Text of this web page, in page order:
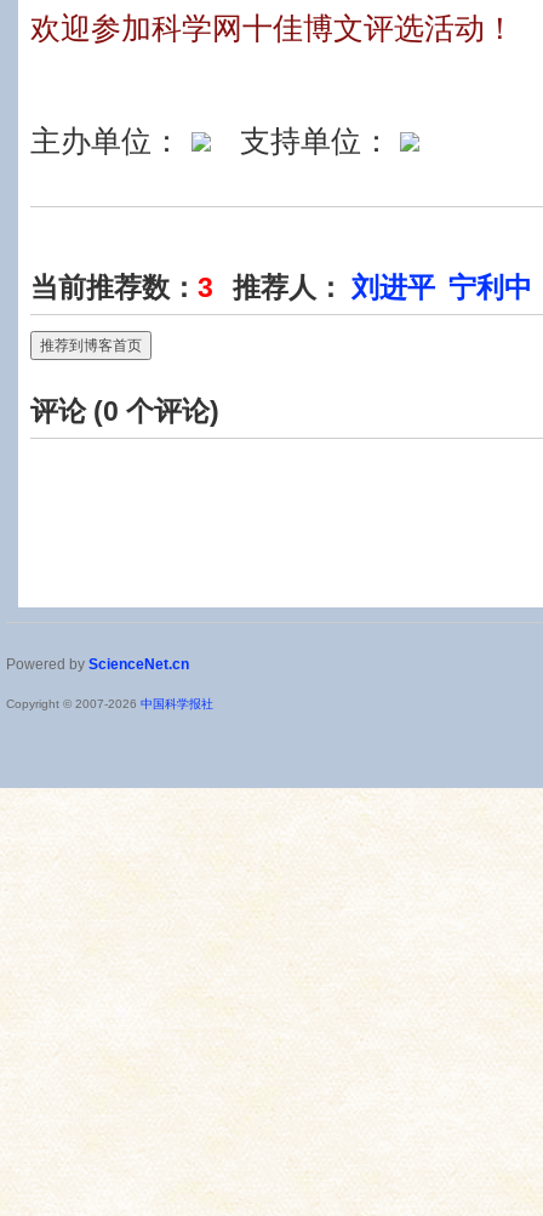
欢迎参加科学网十佳博文评选活动！
主办单位： 支持单位：
当前推荐数： 3 推荐人： 刘进平 宁利中
推荐到博客首页
评论 (0 个评论)
Powered by ScienceNet.cn
Copyright © 2007-2026 中国科学报社